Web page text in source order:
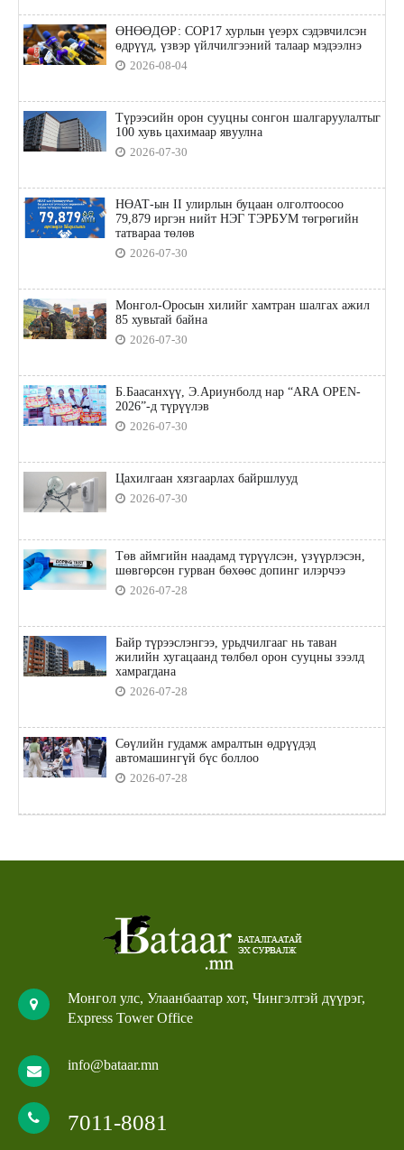
ӨНӨӨДӨР: COP17 хурлын үеэрх сэдэвчилсэн
өдрүүд, үзвэр үйлчилгээний талаар мэдээлнэ
2026-08-04
Түрээсийн орон сууцны сонгон шалгаруулалтыг
100 хувь цахимаар явуулна
2026-07-30
НӨАТ-ын II улирлын буцаан олголтоосоо
79,879 иргэн нийт НЭГ ТЭРБУМ төгрөгийн
татвараа төлөв
2026-07-30
Монгол-Оросын хилийг хамтран шалгах ажил
85 хувьтай байна
2026-07-30
Б.Баасанхүү, Э.Ариунболд нар “ARA OPEN-
2026”-д түрүүлэв
2026-07-30
Цахилгаан хязгаарлах байршлууд
2026-07-30
Төв аймгийн наадамд түрүүлсэн, үзүүрлэсэн,
шөвгөрсөн гурван бөхөөс допинг илэрчээ
2026-07-28
Байр түрээслэнгээ, урьдчилгааг нь таван
жилийн хугацаанд төлбөл орон сууцны зээлд
хамрагдана
2026-07-28
Сөүлийн гудамж амралтын өдрүүдэд
автомашингүй бүс боллоо
2026-07-28
Монгол улс, Улаанбаатар хот, Чингэлтэй дүүрэг,
Express Tower Office
info@bataar.mn
7011-8081